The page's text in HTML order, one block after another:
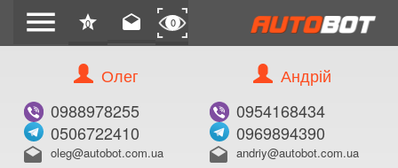
menu star
0 drafts 0
Олег
0988978255
0506722410
drafts oleg@autobot.com.ua
Андрій
0954168434
0969894390
drafts andriy@autobot.com.ua